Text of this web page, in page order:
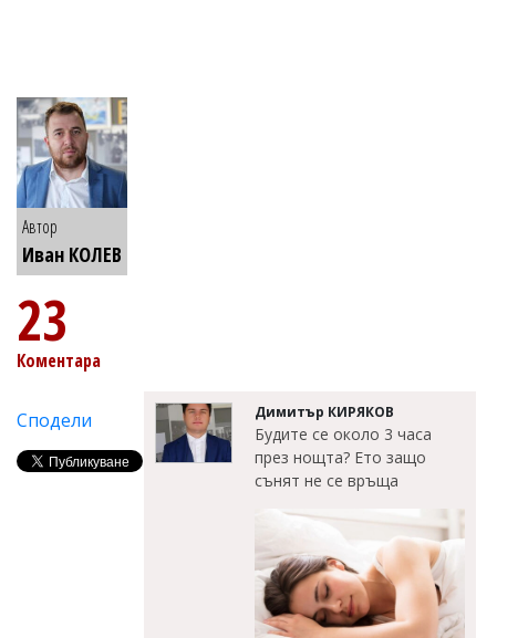
Автор
Иван КОЛЕВ
23
Коментара
Сподели Димитър КИРЯКОВ
Будите се около 3 часа
през нощта? Ето защо
сънят не се връща